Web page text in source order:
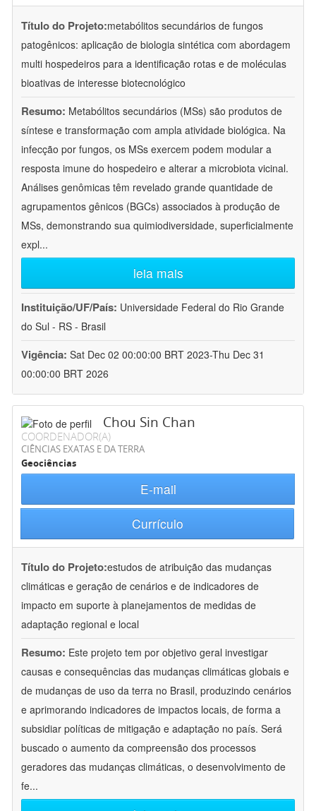
Título do Projeto:metabólitos secundários de fungos
patogênicos: aplicação de biologia sintética com abordagem
multi hospedeiros para a identificação rotas e de moléculas
bioativas de interesse biotecnológico
Resumo: Metabólitos secundários (MSs) são produtos de
síntese e transformação com ampla atividade biológica. Na
infecção por fungos, os MSs exercem podem modular a
resposta imune do hospedeiro e alterar a microbiota vicinal.
Análises genômicas têm revelado grande quantidade de
agrupamentos gênicos (BGCs) associados à produção de
MSs, demonstrando sua quimiodiversidade, superficialmente
expl...
leia mais
Instituição/UF/País: Universidade Federal do Rio Grande
do Sul - RS - Brasil
Vigência: Sat Dec 02 00:00:00 BRT 2023-Thu Dec 31
00:00:00 BRT 2026
Chou Sin Chan
COORDENADOR(A)
CIÊNCIAS EXATAS E DA TERRA
Geociências
E-mail
Currículo
Título do Projeto:estudos de atribuição das mudanças
climáticas e geração de cenários e de indicadores de
impacto em suporte à planejamentos de medidas de
adaptação regional e local
Resumo: Este projeto tem por objetivo geral investigar
causas e consequências das mudanças climáticas globais e
de mudanças de uso da terra no Brasil, produzindo cenários
e aprimorando indicadores de impactos locais, de forma a
subsidiar políticas de mitigação e adaptação no país. Será
buscado o aumento da compreensão dos processos
geradores das mudanças climáticas, o desenvolvimento de
fe...